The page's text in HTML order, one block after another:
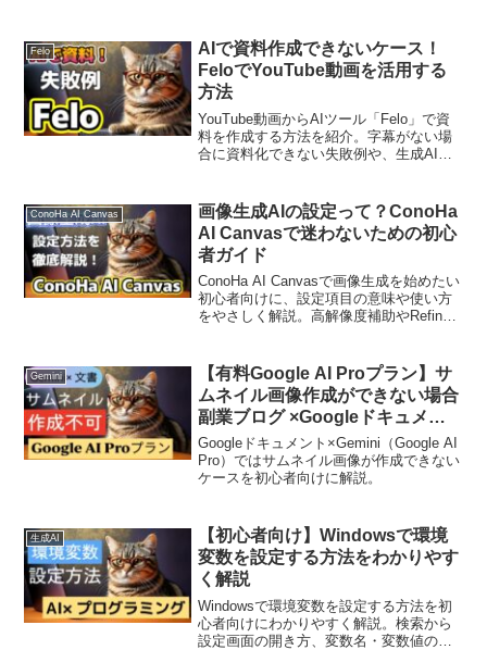
Felo
AIで資料作成できないケース！
FeloでYouTube動画を活用する
方法
YouTube動画からAIツール「Felo」で資
料を作成する方法を紹介。字幕がない場
合に資料化できない失敗例や、生成AIを
ConoHa AI Canvas
画像生成AIの設定って？ConoHa
AI Canvasで迷わないための初心
者ガイド
ConoHa AI Canvasで画像生成を始めたい
初心者向けに、設定項目の意味や使い方
をやさしく解説。高解像度補助やRefiner
Gemini
【有料Google AI Proプラン】サ
ムネイル画像作成ができない場合
副業ブログ ×Googleドキュメン
ト×Gemini
Googleドキュメント×Gemini（Google AI
Pro）ではサムネイル画像が作成できない
ケースを初心者向けに解説。
生成AI
【初心者向け】Windowsで環境
変数を設定する方法をわかりやす
く解説
Windowsで環境変数を設定する方法を初
心者向けにわかりやすく解説。検索から
設定画面の開き方、変数名・変数値の入